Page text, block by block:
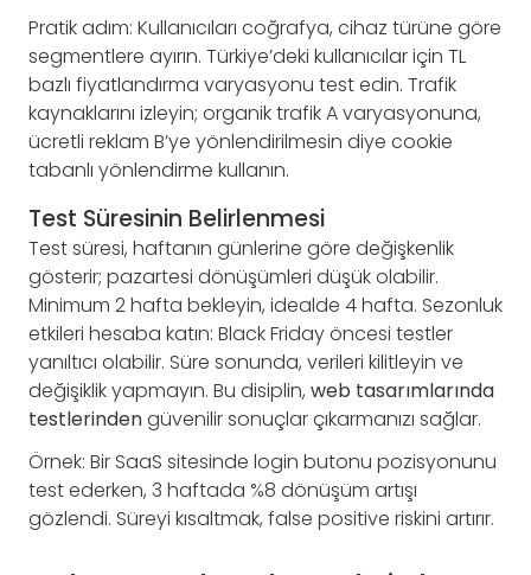
Pratik adım: Kullanıcıları coğrafya, cihaz türüne göre
segmentlere ayırın. Türkiye’deki kullanıcılar için TL
bazlı fiyatlandırma varyasyonu test edin. Trafik
kaynaklarını izleyin; organik trafik A varyasyonuna,
ücretli reklam B’ye yönlendirilmesin diye cookie
tabanlı yönlendirme kullanın.
Test Süresinin Belirlenmesi
Test süresi, haftanın günlerine göre değişkenlik
gösterir; pazartesi dönüşümleri düşük olabilir.
Minimum 2 hafta bekleyin, idealde 4 hafta. Sezonluk
etkileri hesaba katın: Black Friday öncesi testler
yanıltıcı olabilir. Süre sonunda, verileri kilitleyin ve
değişiklik yapmayın. Bu disiplin, web tasarımlarında
testlerindengüvenilir sonuçlar çıkarmanızı sağlar.
Örnek: Bir SaaS sitesinde login butonu pozisyonunu
test ederken, 3 haftada %8 dönüşüm artışı
gözlendi. Süreyi kısaltmak, false positive riskini artırır.